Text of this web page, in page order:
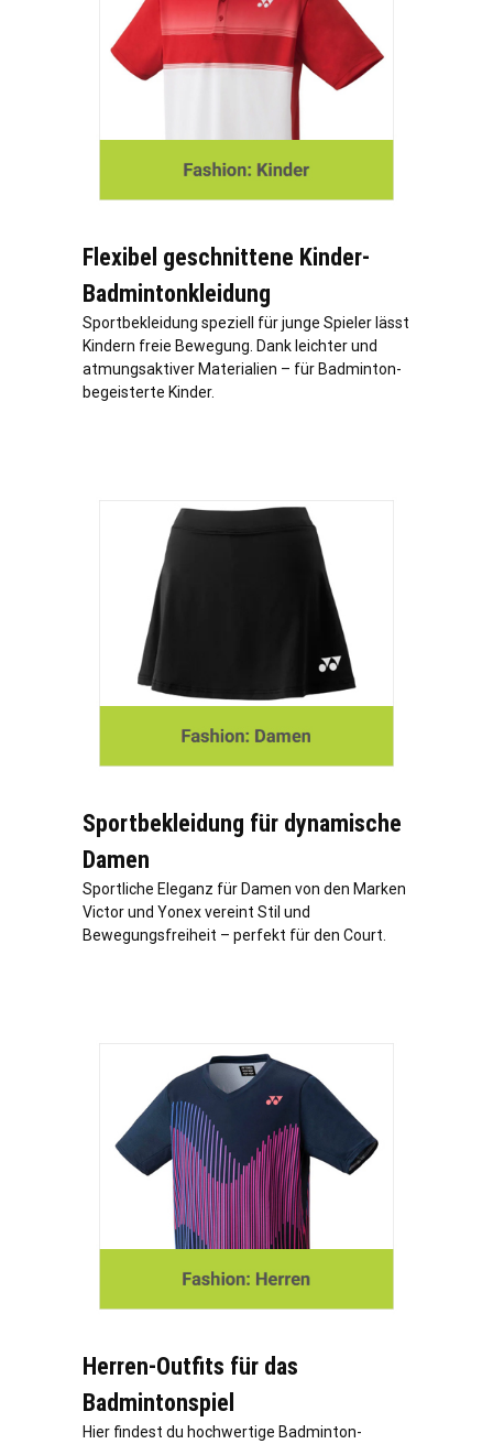
Flexibel geschnittene Kinder-
Badmintonkleidung
Sportbekleidung speziell für junge Spieler lässt
Kindern freie Bewegung. Dank leichter und
atmungsaktiver Materialien – für Badminton-
begeisterte Kinder.
Sportbekleidung für dynamische
Damen
Sportliche Eleganz für Damen von den Marken
Victor und Yonex vereint Stil und
Bewegungsfreiheit – perfekt für den Court.
Herren-Outfits für das
Badmintonspiel
Hier findest du hochwertige Badminton-